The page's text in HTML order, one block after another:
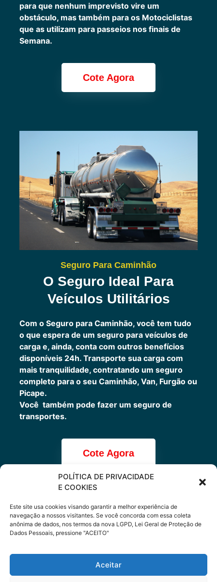
POLÍTICA DE PRIVACIDADE
E COOKIES
Este site usa cookies visando garantir a melhor experiência de
navegação a nossos visitantes. Se você concorda com essa coleta
anônima de dados, nos termos da nova LGPD, Lei Geral de Proteção de
Dados Pessoais, pressione "ACEITO"
Aceitar
para que nenhum imprevisto vire um
obstáculo, mas também para os Motociclistas
que as utilizam para passeios nos finais de
Semana.
Cote Agora
Seguro Para Caminhão
O Seguro Ideal Para
Veículos Utilitários
Com o Seguro para Caminhão, você tem tudo
o que espera de um seguro para veículos de
carga e, ainda, conta com outros benefícios
disponíveis 24h. Transporte sua carga com
mais tranquilidade, contratando um seguro
completo para o seu Caminhão, Van, Furgão ou
Picape.
Você também pode fazer um seguro de
transportes.
Cote Agora
Cote online ou
peça via
WhatsApp